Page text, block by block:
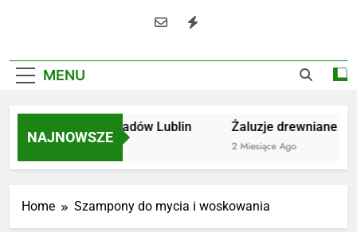
MENU
NAJNOWSZE
Utylizacja odpadów Lublin
2 Miesiące Ago
Żaluzje drewniane
2 Miesiące Ago
Home Szampony do mycia i woskowania